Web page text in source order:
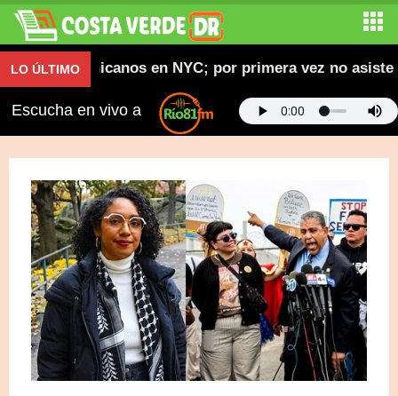
LO ÚLTIMO
dominicanos en NYC; por primera vez no asiste un
Escucha en vivo a